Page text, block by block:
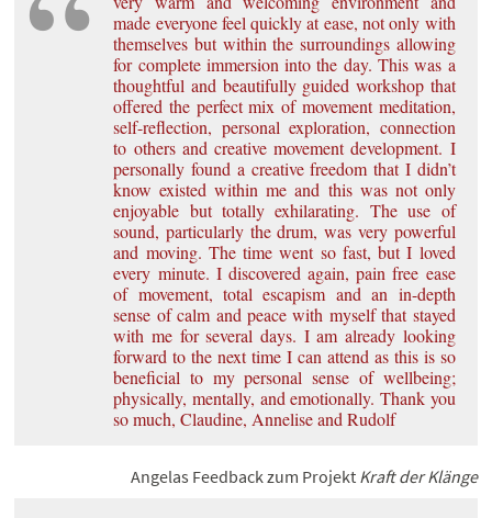
made everyone feel quickly at ease, not only with
themselves but within the surroundings allowing
for complete immersion into the day. This was a
thoughtful and beautifully guided workshop that
offered the perfect mix of movement meditation,
self-reflection, personal exploration, connection
to others and creative movement development. I
personally found a creative freedom that I didn’t
know existed within me and this was not only
enjoyable but totally exhilarating. The use of
sound, particularly the drum, was very powerful
and moving. The time went so fast, but I loved
every minute. I discovered again, pain free ease
of movement, total escapism and an in-depth
sense of calm and peace with myself that stayed
with me for several days. I am already looking
forward to the next time I can attend as this is so
beneficial to my personal sense of wellbeing;
physically, mentally, and emotionally. Thank you
so much, Claudine, Annelise and Rudolf
Angelas Feedback zum Projekt Kraft der Klänge